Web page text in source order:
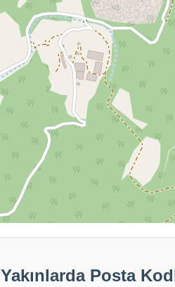
Yakınlarda Posta